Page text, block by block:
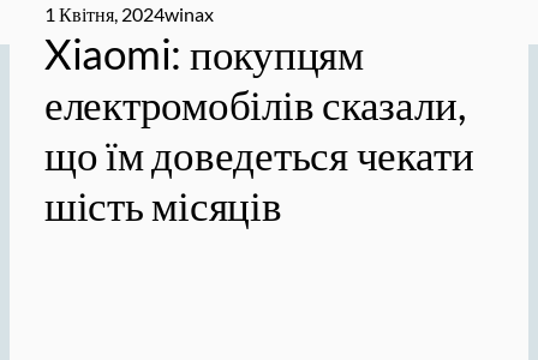
1 Квітня, 2024winax
Xiaomi: покупцям
електромобілів сказали,
що їм доведеться чекати
шість місяців